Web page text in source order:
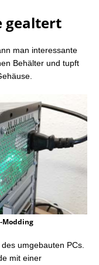
gealtert
man interessante
Behälter und tupft
Modding
umgebauten PCs.
mit einer